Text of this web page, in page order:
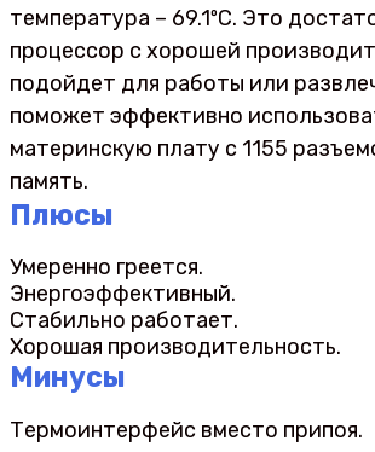
температура – 69.1ºC. Это
процессор с хорошей
подойдет для работы или
поможет эффективно
материнскую плату с 1155
память.
Плюсы
Умеренно греется.
Энергоэффективный.
Стабильно работает.
Хорошая производительность.
Минусы
Термоинтерфейс вместо припоя.